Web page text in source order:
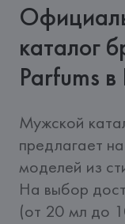
каталог
Parfums
Мужской
предлагает
моделей из
На выбор
(от 20 мл до